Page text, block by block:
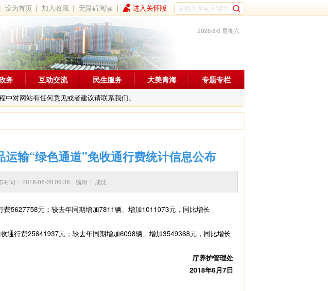
|设为首页 | 加入收藏 |无障碍阅读 | 进入关怀版
2026/8/8 星期六
对网站有任何意见或者建议请联系我们。
务 互动交流 民生服务 大美青海 专题专栏
输“绿色通道”免收通行费统计信息公布
时间： 2018-06-28 09:36 编辑： 成忱
5627758元；较去年同期增加7811辆、增加1011073元，同比增长
行费25641937元；较去年同期增加6098辆、增加3549368元，同比增长
厅养护管理处
2018年6月7日